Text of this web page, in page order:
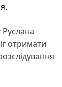
.
отримати